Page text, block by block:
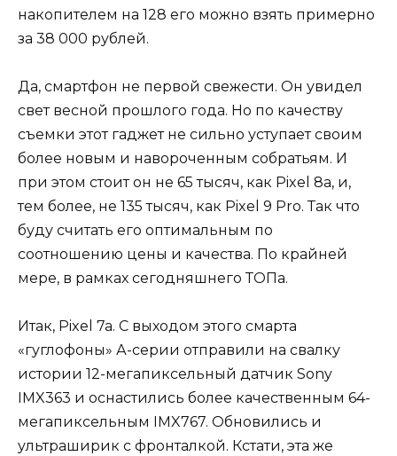
накопителем на 128 его можно взять примерно
за 38 000 рублей.
Да, смартфон не первой свежести. Он увидел
свет весной прошлого года. Но по качеству
съемки этот гаджет не сильно уступает своим
более новым и навороченным собратьям. И
при этом стоит он не 65 тысяч, как Pixel 8a, и,
тем более, не 135 тысяч, как Pixel 9 Pro. Так что
буду считать его оптимальным по
соотношению цены и качества. По крайней
мере, в рамках сегодняшнего ТОПа.
Итак, Pixel 7a. С выходом этого смарта
«гуглофоны» А-серии отправили на свалку
истории 12-мегапиксельный датчик Sony
IMX363 и оснастились более качественным 64-
мегапиксельным IMX767. Обновились и
ультраширик с фронталкой. Кстати, эта же